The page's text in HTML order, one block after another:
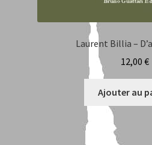
Laurent Billia –
12,00 €
Ajouter au